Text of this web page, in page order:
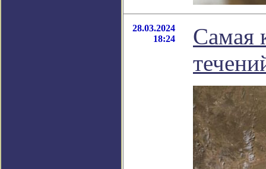
28.03.2024
18:24
Самая